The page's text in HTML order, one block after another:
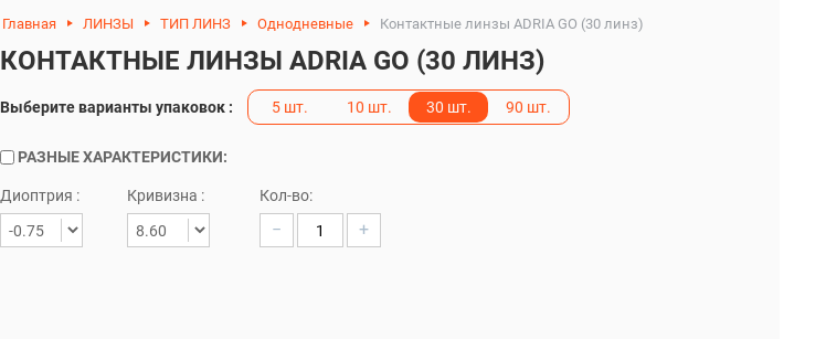
Главная ЛИНЗЫ ТИП ЛИНЗ Однодневные Контактные линзы ADRIA GO (30 линз)
КОНТАКТНЫЕ ЛИНЗЫ ADRIA GO (30 ЛИНЗ)
Выберите варианты упаковок : 5 шт. 10 шт. 30 шт. 90 шт.
РАЗНЫЕ ХАРАКТЕРИСТИКИ:
Диоптрия : Кривизна : Кол-во:
− +